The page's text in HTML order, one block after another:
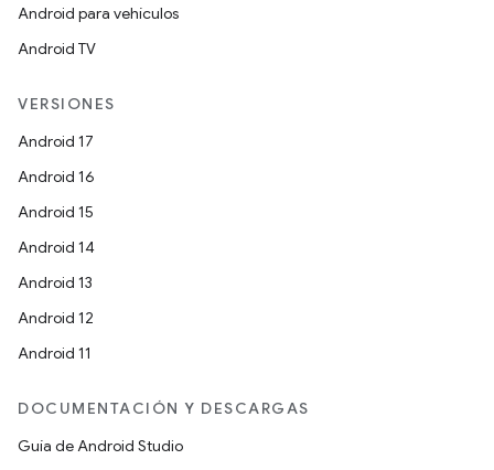
Android para vehículos
Android TV
VERSIONES
Android 17
Android 16
Android 15
Android 14
Android 13
Android 12
Android 11
DOCUMENTACIÓN Y DESCARGAS
Guía de Android Studio